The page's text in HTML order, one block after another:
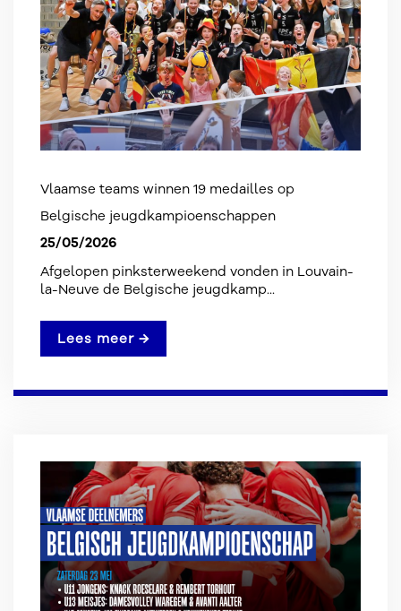
Vlaamse teams winnen 19 medailles op
Belgische jeugdkampioenschappen
25/05/2026
Afgelopen pinksterweekend vonden in Louvain-
la-Neuve de Belgische jeugdkamp...
Lees meer →